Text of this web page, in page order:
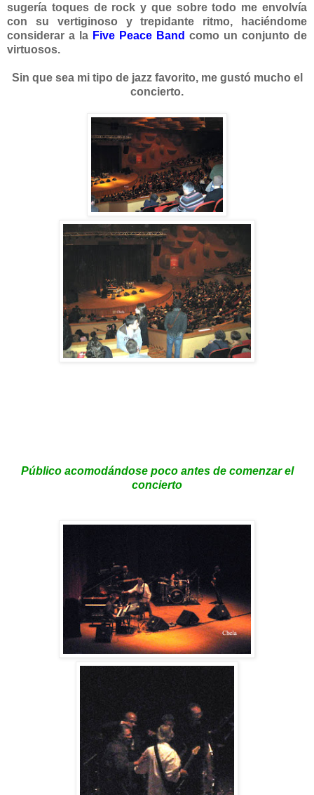
sugería toques de rocky que sobre todo me envolvía
con su vertiginoso y trepidante ritmo, haciéndome
considerar a la Five Peace Band como un conjunto de
virtuosos.
Sin que sea mi tipo de jazz favorito, me gustó mucho el
concierto.
Público acomodándose poco antes de comenzar el
concierto